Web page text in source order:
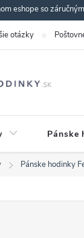
eshope so
otázky
Pánske
Pánske hodinky